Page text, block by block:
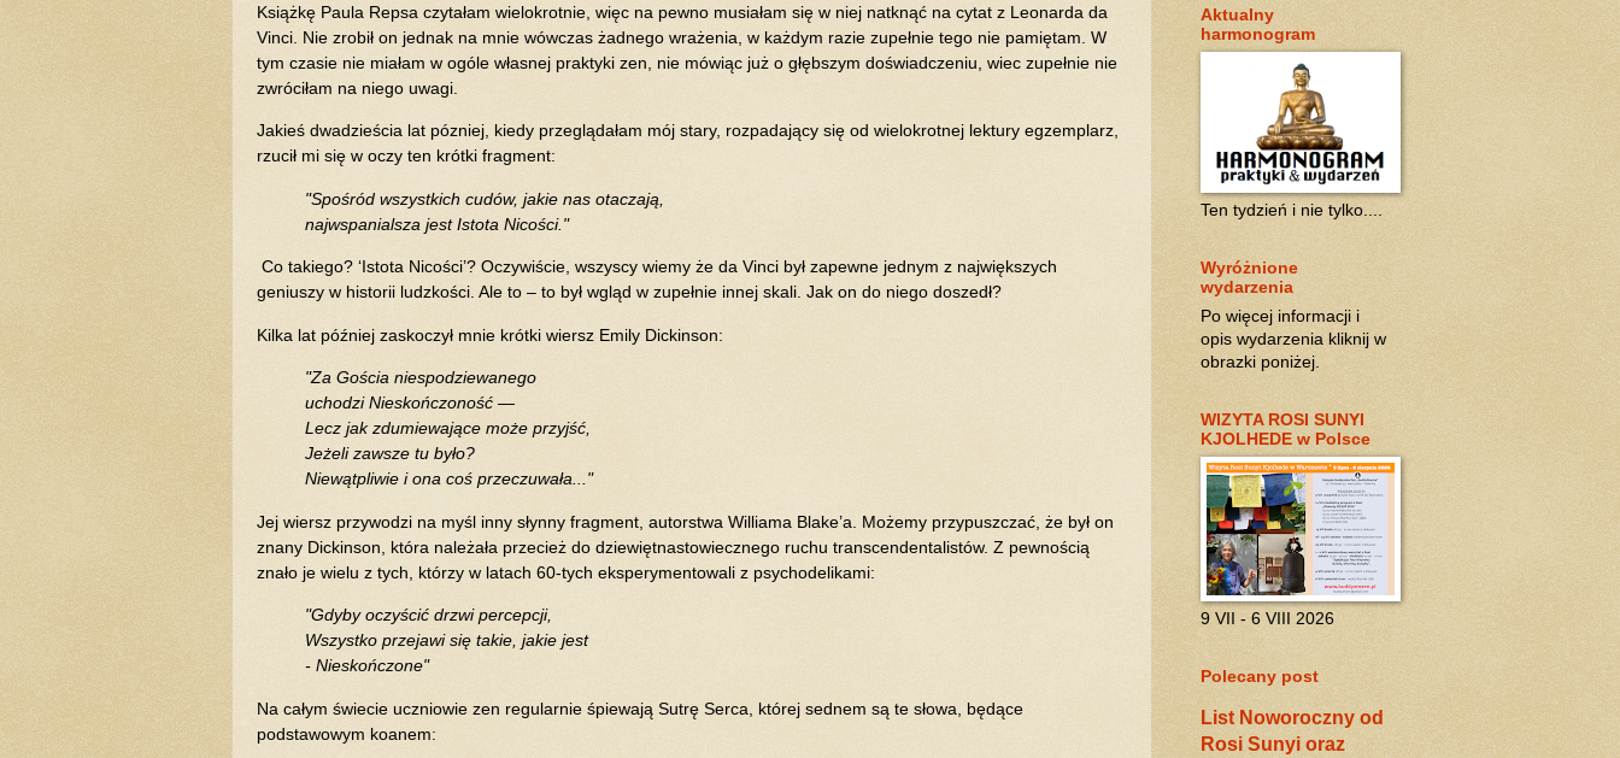
Książkę Paula Repsa czytałam wielokrotnie, więc na pewno musiałam się w niej natknąć na cytat z Leonarda da
Vinci. Nie zrobił on jednak na mnie wówczas żadnego wrażenia, w każdym razie zupełnie tego nie pamiętam. W
tym czasie nie miałam w ogóle własnej praktyki zen, nie mówiąc już o głębszym doświadczeniu, wiec zupełnie nie
zwróciłam na niego uwagi.
Jakieś dwadzieścia lat pózniej, kiedy przeglądałam mój stary, rozpadający się od wielokrotnej lektury egzemplarz,
rzucił mi się w oczy ten krótki fragment:
"Spośród wszystkich cudów, jakie nas otaczają,
najwspanialsza jest Istota Nicości."
Co takiego? ‘Istota Nicości’? Oczywiście, wszyscy wiemy że da Vinci był zapewne jednym z największych
geniuszy w historii ludzkości. Ale to – to był wgląd w zupełnie innej skali. Jak on do niego doszedł?
Kilka lat później zaskoczył mnie krótki wiersz Emily Dickinson:
"Za Gościa niespodziewanego
uchodzi Nieskończoność —
Lecz jak zdumiewające może przyjść,
Jeżeli zawsze tu było?
Niewątpliwie i ona coś przeczuwała..."
Jej wiersz przywodzi na myśl inny słynny fragment, autorstwa Williama Blake’a. Możemy przypuszczać, że był on
znany Dickinson, która należała przecież do dziewiętnastowiecznego ruchu transcendentalistów. Z pewnością
znało je wielu z tych, którzy w latach 60-tych eksperymentowali z psychodelikami:
"Gdyby oczyścić drzwi percepcji,
Wszystko przejawi się takie, jakie jest
- Nieskończone"
Na całym świecie uczniowie zen regularnie śpiewają Sutrę Serca, której sednem są te słowa, będące
podstawowym koanem:
Aktualny
harmonogram
Ten tydzień i nie tylko....
Wyróżnione
wydarzenia
Po więcej informacji i
opis wydarzenia kliknij w
obrazki poniżej.
WIZYTA ROSI SUNYI
KJOLHEDE w Polsce
9 VII - 6 VIII 2026
Polecany post
List Noworoczny od
Rosi Sunyi oraz